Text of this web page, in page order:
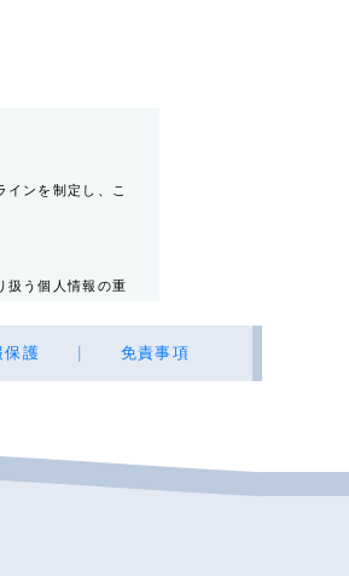
ンを制定し、こ
扱う個人情報の重
ス）・自宅電話
保護 免責事項